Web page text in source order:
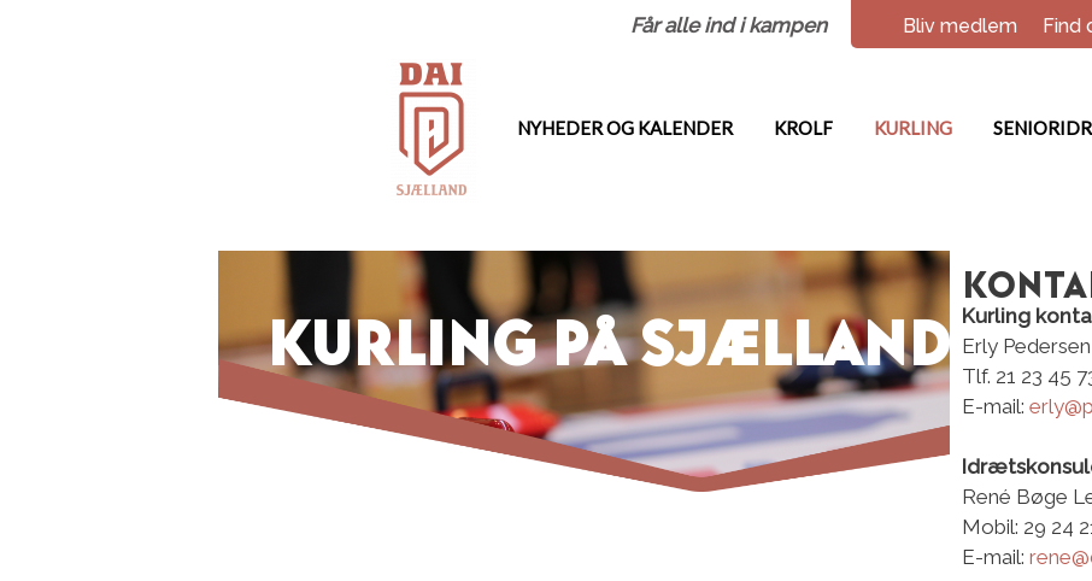
Får alle ind i kampen Bliv medlem Find
NYHEDER OG KALENDER KROLF KURLING
kurling på sjælland Kurling
Erly Pedersen
Tlf. 21 23 45
E-mail:
René Bøge
Mobil: 29 24
E-mail: